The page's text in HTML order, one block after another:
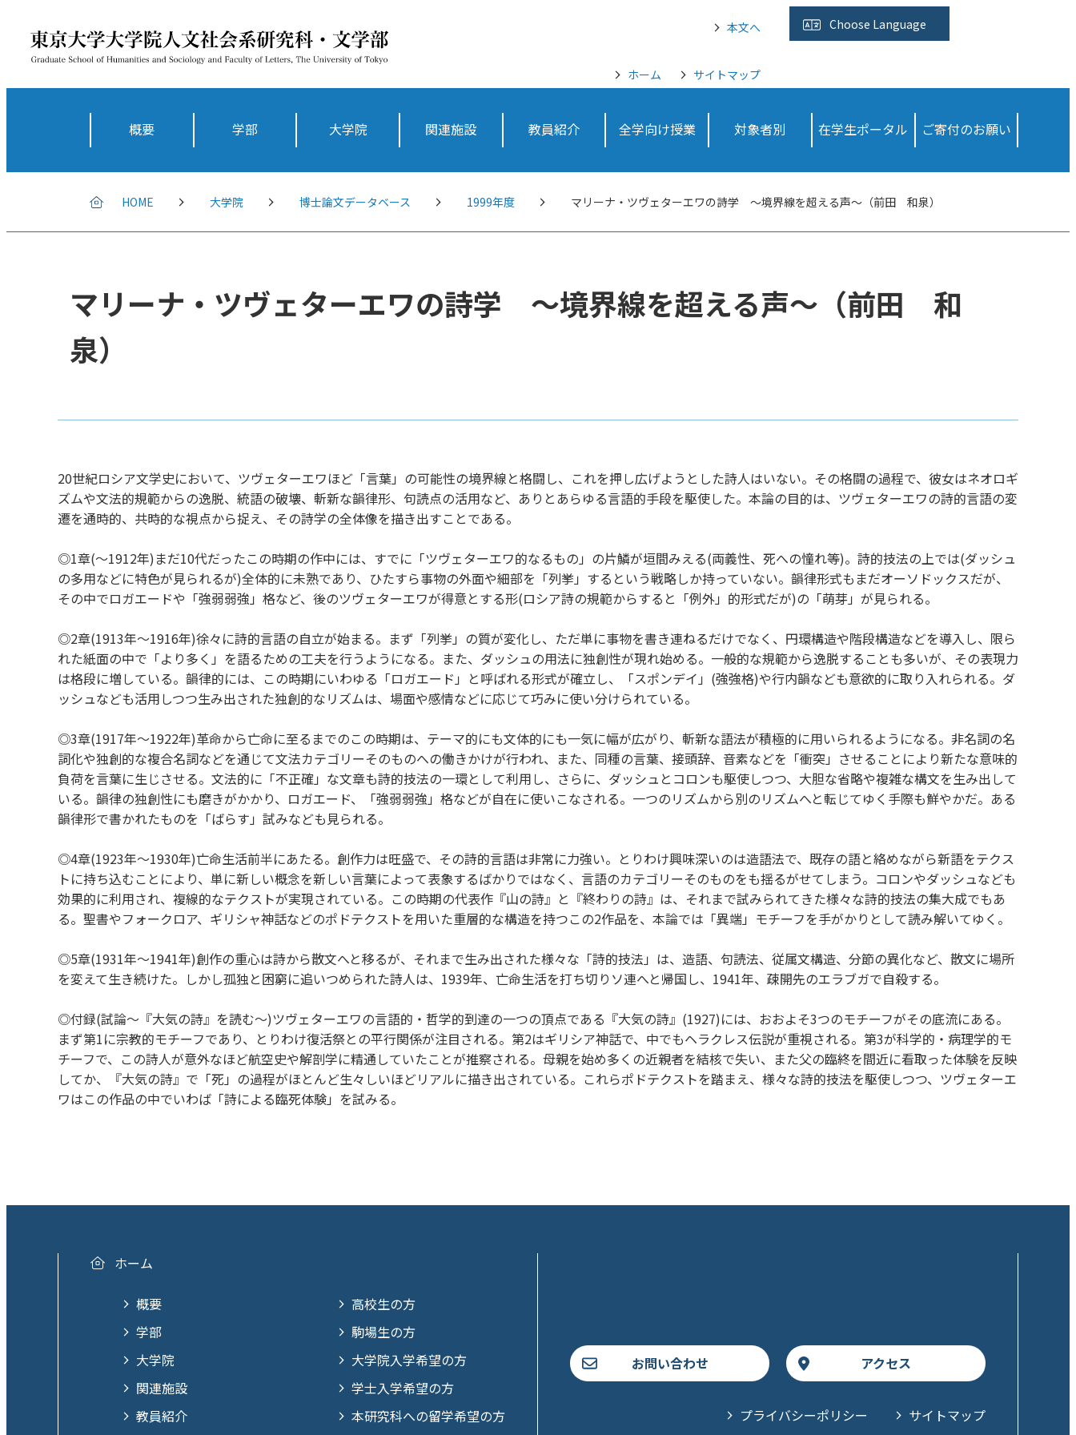
本文へ Choose Language
ホーム サイトマップ
概要 学部 大学院 関連施設 教員紹介 全学向け授業 対象者別 在学生ポータル ご寄付のお願い
HOME 大学院 博士論文データベース 1999年度 マリーナ・ツヴェターエワの詩学 ～境界線を超える声～（前田 和泉）
マリーナ・ツヴェターエワの詩学 ～境界線を超える声～（前田 和
泉）
20世紀ロシア文学史において、ツヴェターエワほど「言葉」の可能性の境界線と格闘し、これを押し広げようとした詩人はいない。その格闘の過程で、彼女はネオロギ
ズムや文法的規範からの逸脱、統語の破壊、斬新な韻律形、句読点の活用など、ありとあらゆる言語的手段を駆使した。本論の目的は、ツヴェターエワの詩的言語の変
遷を通時的、共時的な視点から捉え、その詩学の全体像を描き出すことである。
◎1章(～1912年)まだ10代だったこの時期の作中には、すでに「ツヴェターエワ的なるもの」の片鱗が垣間みえる(両義性、死への憧れ等)。詩的技法の上では(ダッシュ
の多用などに特色が見られるが)全体的に未熟であり、ひたすら事物の外面や細部を「列挙」するという戦略しか持っていない。韻律形式もまだオーソドックスだが、
その中でロガエードや「強弱弱強」格など、後のツヴェターエワが得意とする形(ロシア詩の規範からすると「例外」的形式だが)の「萌芽」が見られる。
◎2章(1913年～1916年)徐々に詩的言語の自立が始まる。まず「列挙」の質が変化し、ただ単に事物を書き連ねるだけでなく、円環構造や階段構造などを導入し、限ら
れた紙面の中で「より多く」を語るための工夫を行うようになる。また、ダッシュの用法に独創性が現れ始める。一般的な規範から逸脱することも多いが、その表現力
は格段に増している。韻律的には、この時期にいわゆる「ロガエード」と呼ばれる形式が確立し、「スポンデイ」(強強格)や行内韻なども意欲的に取り入れられる。ダ
ッシュなども活用しつつ生み出された独創的なリズムは、場面や感情などに応じて巧みに使い分けられている。
◎3章(1917年～1922年)革命から亡命に至るまでのこの時期は、テーマ的にも文体的にも一気に幅が広がり、斬新な語法が積極的に用いられるようになる。非名詞の名
詞化や独創的な複合名詞などを通じて文法カテゴリーそのものへの働きかけが行われ、また、同種の言葉、接頭辞、音素などを「衝突」させることにより新たな意味的
負荷を言葉に生じさせる。文法的に「不正確」な文章も詩的技法の一環として利用し、さらに、ダッシュとコロンも駆使しつつ、大胆な省略や複雑な構文を生み出して
いる。韻律の独創性にも磨きがかかり、ロガエード、「強弱弱強」格などが自在に使いこなされる。一つのリズムから別のリズムへと転じてゆく手際も鮮やかだ。ある
韻律形で書かれたものを「ばらす」試みなども見られる。
◎4章(1923年～1930年)亡命生活前半にあたる。創作力は旺盛で、その詩的言語は非常に力強い。とりわけ興味深いのは造語法で、既存の語と絡めながら新語をテクス
トに持ち込むことにより、単に新しい概念を新しい言葉によって表象するばかりではなく、言語のカテゴリーそのものをも揺るがせてしまう。コロンやダッシュなども
効果的に利用され、複線的なテクストが実現されている。この時期の代表作『山の詩』と『終わりの詩』は、それまで試みられてきた様々な詩的技法の集大成でもあ
る。聖書やフォークロア、ギリシャ神話などのポドテクストを用いた重層的な構造を持つこの2作品を、本論では「異端」モチーフを手がかりとして読み解いてゆく。
◎5章(1931年～1941年)創作の重心は詩から散文へと移るが、それまで生み出された様々な「詩的技法」は、造語、句読法、従属文構造、分節の異化など、散文に場所
を変えて生き続けた。しかし孤独と困窮に追いつめられた詩人は、1939年、亡命生活を打ち切りソ連へと帰国し、1941年、疎開先のエラブガで自殺する。
◎付録(試論～『大気の詩』を読む～)ツヴェターエワの言語的・哲学的到達の一つの頂点である『大気の詩』(1927)には、おおよそ3つのモチーフがその底流にある。
まず第1に宗教的モチーフであり、とりわけ復活祭との平行関係が注目される。第2はギリシア神話で、中でもヘラクレス伝説が重視される。第3が科学的・病理学的モ
チーフで、この詩人が意外なほど航空史や解剖学に精通していたことが推察される。母親を始め多くの近親者を結核で失い、また父の臨終を間近に看取った体験を反映
してか、『大気の詩』で「死」の過程がほとんど生々しいほどリアルに描き出されている。これらポドテクストを踏まえ、様々な詩的技法を駆使しつつ、ツヴェターエ
ワはこの作品の中でいわば「詩による臨死体験」を試みる。
ホーム
概要
学部
大学院
関連施設
教員紹介
高校生の方
駒場生の方
大学院入学希望の方
学士入学希望の方
本研究科への留学希望の方
お問い合わせ アクセス
プライバシーポリシー サイトマップ